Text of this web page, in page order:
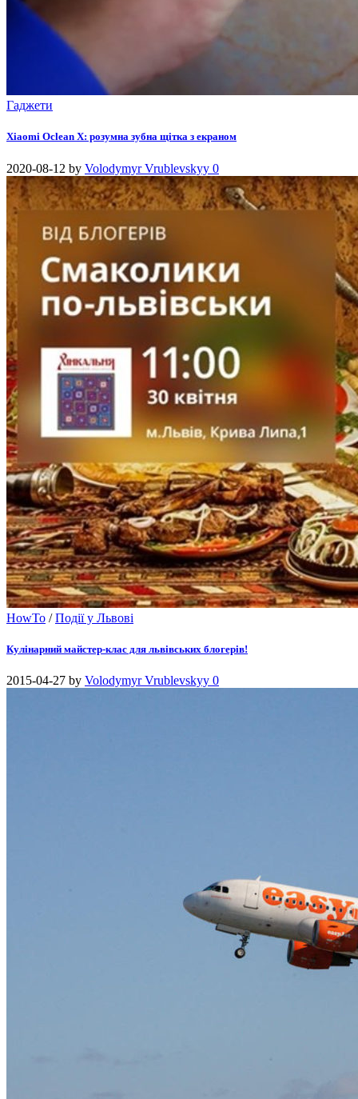
Гаджети
Xiaomi Oclean X: розумна зубна щітка з екраном
2020-08-12 by Volodymyr Vrublevskyy 0
HowTo /Події у Львові
Кулінарний майстер-клас для львівських блогерів!
2015-04-27 by Volodymyr Vrublevskyy 0